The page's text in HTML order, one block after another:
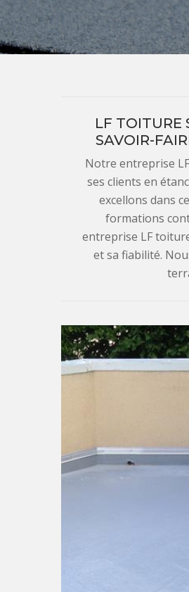
LF TOITURE
SAVOIR-
Notre entreprise
ses clients en
excellons dans
formations
entreprise LF
et sa fiabilité.